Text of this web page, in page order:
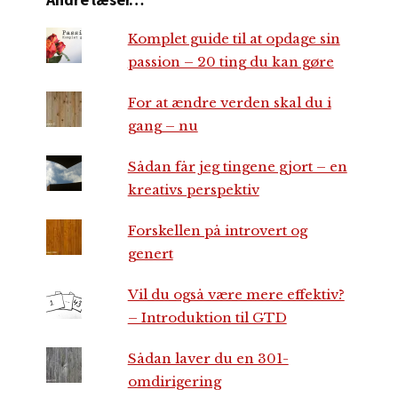
Komplet guide til at opdage sin
passion – 20 ting du kan gøre
For at ændre verden skal du i
gang – nu
Sådan får jeg tingene gjort – en
kreativs perspektiv
Forskellen på introvert og
genert
Vil du også være mere effektiv?
– Introduktion til GTD
Sådan laver du en 301-
omdirigering